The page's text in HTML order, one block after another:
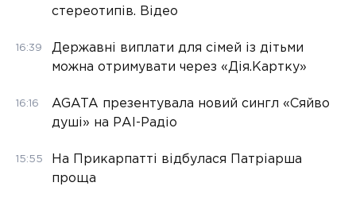
стереотипів. Відео
16:39
Державні виплати для сімей із дітьми
можна отримувати через «Дія.Картку»
16:16
AGATA презентувала новий сингл «Сяйво
душі» на РАІ-Радіо
15:55
На Прикарпатті відбулася Патріарша
проща